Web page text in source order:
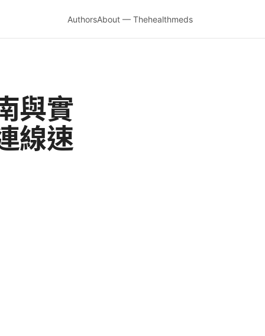
AuthorsAbout — Thehealthmeds
與實
線速